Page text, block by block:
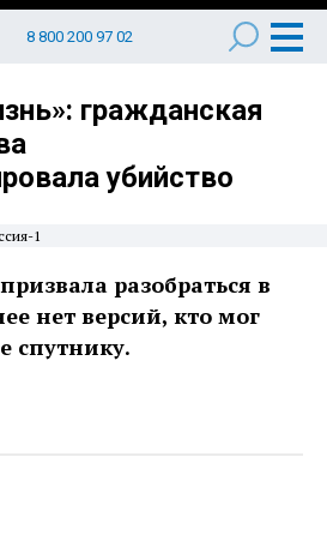
8 800 200 97 02
гражданская
убийство
1
разобраться в
нет версий, кто мог
спутнику.